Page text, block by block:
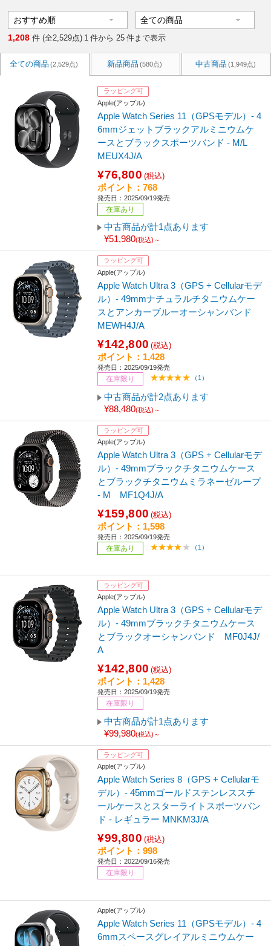
1,208 件 (全2,529点) 1 件から 25 件まで表示
全ての商品 (2,529点) 新品商品 (580点) 中古商品 (1,949点)
ラッピング可
Apple(アップル)
Apple Watch Series 11（GPSモデル）- 4
6mmジェットブラックアルミニウムケ
ースとブラックスポーツバンド - M/L
MEUX4J/A
¥76,800 (税込)
ポイント：768
発売日：2025/09/19発売
在庫あり
中古商品が計1点あります
¥51,980(税込)～
ラッピング可
Apple(アップル)
Apple Watch Ultra 3（GPS + Cellularモデ
ル）- 49mmナチュラルチタニウムケー
スとアンカーブルーオーシャンバンド
MEWH4J/A
¥142,800 (税込)
ポイント：1,428
発売日：2025/09/19発売
在庫限り （1）
中古商品が計2点あります
¥88,480(税込)～
ラッピング可
Apple(アップル)
Apple Watch Ultra 3（GPS + Cellularモデ
ル）- 49mmブラックチタニウムケース
とブラックチタニウムミラネーゼループ
- M MF1Q4J/A
¥159,800 (税込)
ポイント：1,598
発売日：2025/09/19発売
在庫あり （1）
ラッピング可
Apple(アップル)
Apple Watch Ultra 3（GPS + Cellularモデ
ル）- 49mmブラックチタニウムケース
とブラックオーシャンバンド MF0J4J/
A
¥142,800 (税込)
ポイント：1,428
発売日：2025/09/19発売
在庫限り
中古商品が計1点あります
¥99,980(税込)～
ラッピング可
Apple(アップル)
Apple Watch Series 8（GPS + Cellularモ
デル）- 45mmゴールドステンレススチ
ールケースとスターライトスポーツバン
ド ‐ レギュラー MNKM3J/A
¥99,800 (税込)
ポイント：998
発売日：2022/09/16発売
在庫限り
Apple(アップル)
Apple Watch Series 11（GPSモデル）- 4
6mmスペースグレイアルミニウムケー